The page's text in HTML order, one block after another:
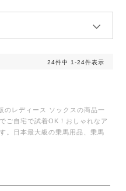
24件中 1 -24件表示
のレディース ソックスの商品一
ご自宅で試着OK！おしゃれなア
。日本最大級の乗馬用品、乗馬